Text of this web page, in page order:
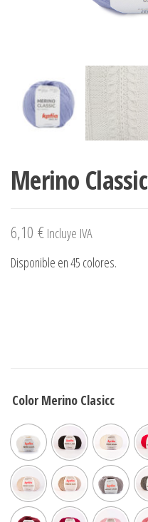
Merino Classic
6,10 €Incluye IVA
Disponible en 45 colores.
Color Merino Clasicc